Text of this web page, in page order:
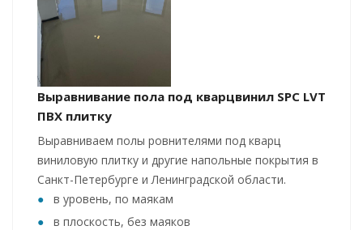
Выравнивание пола под кварцвинил SPC LVT
ПВХ плитку
Выравниваем полы ровнителями под кварц
виниловую плитку и другие напольные покрытия в
Санкт-Петербурге и Ленинградской области.
в уровень, по маякам
в плоскость, без маяков